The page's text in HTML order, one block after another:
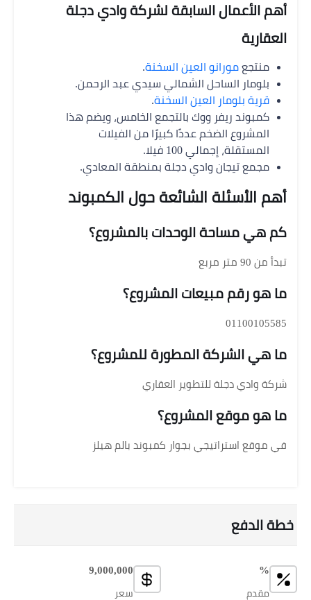
أهم الأعمال السابقة لشركة وادي دجلة
العقارية
منتجع مورانو العين السخنة.
بلومار الساحل الشمالي سيدي عبد الرحمن.
قرية بلومار العين السخنة.
كمبوند ريفر ووك بالتجمع الخامس، ويضم هذا
المشروع الضخم عددًا كبيرًا من الفيلات
المستقلة، إجمالي 100 فيلا.
مجمع تيجان وادي دجلة بمنطقة المعادي.
أهم الأسئلة الشائعة حول الكمبوند
كم هي مساحة الوحدات بالمشروع؟
تبدأ من 90 متر مربع
ما هو رقم مبيعات المشروع؟
01100105585
ما هي الشركة المطورة للمشروع؟
شركة وادي دجلة للتطوير العقاري
ما هو موقع المشروع؟
في موقع استراتيجي بجوار كمبوند بالم هيلز
خطة الدفع
%
مقدم
9,000,000
سعر